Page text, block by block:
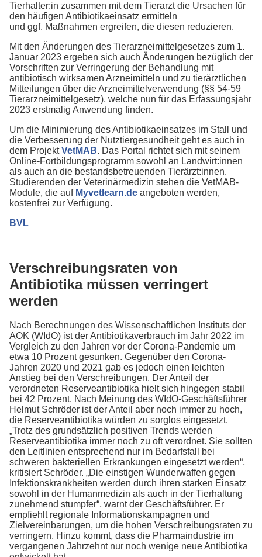
Tierhalter:in zusammen mit dem Tierarzt die Ursachen für
den häufigen Antibiotikaeinsatz ermitteln
und ggf. Maßnahmen ergreifen, die diesen reduzieren.
Mit den Änderungen des Tierarzneimittelgesetzes zum 1.
Januar 2023 ergeben sich auch Änderungen bezüglich der
Vorschriften zur Verringerung der Behandlung mit
antibiotisch wirksamen Arzneimitteln und zu tierärztlichen
Mitteilungen über die Arzneimittelverwendung (§§ 54-59
Tierarzneimittelgesetz), welche nun für das Erfassungsjahr
2023 erstmalig Anwendung finden.
Um die Minimierung des Antibiotikaeinsatzes im Stall und
die Verbesserung der Nutztiergesundheit geht es auch in
dem ProjektVetMAB. Das Portal richtet sich mit seinem
Online-Fortbildungsprogramm sowohl an Landwirt:innen
als auch an die bestandsbetreuenden Tierärzt:innen.
Studierenden der Veterinärmedizin stehen die VetMAB-
Module, die auf Myvetlearn.de angeboten werden,
kostenfrei zur Verfügung.
BVL
Verschreibungsraten von
Antibiotika müssen verringert
werden
Nach Berechnungen des Wissenschaftlichen Instituts der
AOK (WIdO) ist der Antibiotikaverbrauch im Jahr 2022 im
Vergleich zu den Jahren vor der Corona-Pandemie um
etwa 10 Prozent gesunken. Gegenüber den Corona-
Jahren 2020 und 2021 gab es jedoch einen leichten
Anstieg bei den Verschreibungen. Der Anteil der
verordneten Reserveantibiotika hielt sich hingegen stabil
bei 42 Prozent. Nach Meinung des WIdO-Geschäftsführer
Helmut Schröder ist der Anteil aber noch immer zu hoch,
die Reserveantibiotika würden zu sorglos eingesetzt.
„Trotz des grundsätzlich positiven Trends werden
Reserveantibiotika immer noch zu oft verordnet. Sie sollten
den Leitlinien entsprechend nur im Bedarfsfall bei
schweren bakteriellen Erkrankungen eingesetzt werden“,
kritisiert Schröder. „Die einstigen Wunderwaffen gegen
Infektionskrankheiten werden durch ihren starken Einsatz
sowohl in der Humanmedizin als auch in der Tierhaltung
zunehmend stumpfer“, warnt der Geschäftsführer. Er
empfiehlt regionale Informationskampagnen und
Zielvereinbarungen, um die hohen Verschreibungsraten zu
verringern. Hinzu kommt, dass die Pharmaindustrie im
vergangenen Jahrzehnt nur noch wenige neue Antibiotika